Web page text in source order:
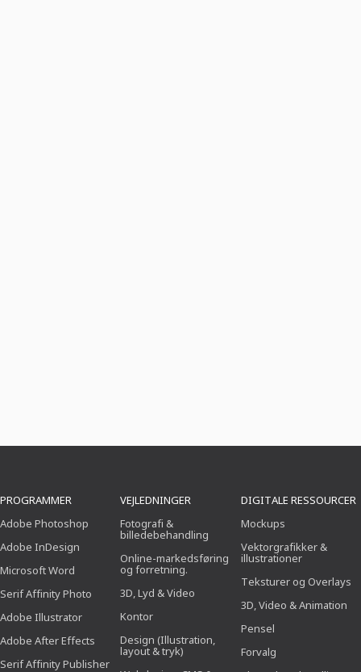
PROGRAMMER
Adobe Photoshop
Adobe InDesign
Microsoft Word
Serif Affinity Photo
Adobe Illustrator
Adobe After Effects
Serif Affinity Publisher
VEJLEDNINGER
Fotografi &
billedebehandling
Online-markedsføring
og forretning.
3D, Lyd & Video
Kontor
Design (Illustration,
layout & tryk)
DIGITALE RESSOURCER
Mockups
Vektorgrafikker &
illustrationer
Teksturer og Overlays
3D, Video & Animation
Pensel
Forvalg